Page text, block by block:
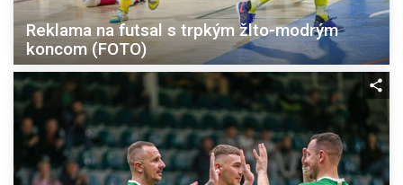
Reklama na futsal s trpkým žlto-modrým
koncom (FOTO)